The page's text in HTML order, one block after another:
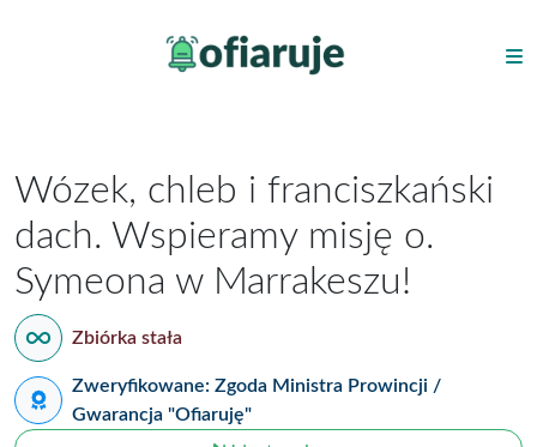
Wózek, chleb i franciszkański
dach. Wspieramy misję o.
Symeona w Marrakeszu!
Zbiórka stała
Zweryfikowane: Zgoda Ministra Prowincji /
Gwarancja "Ofiaruję"